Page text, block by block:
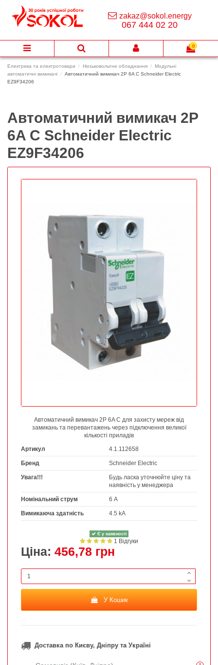
Електрика та електротовари Низьковольтне обладнання
Модульні
автоматичні вимикачі
Автоматичний вимикач 2P 6A C Schneider Electric
EZ9F34206
Автоматичний вимикач 2P
6A C Schneider Electric
EZ9F34206
Автоматичний вимикач 2P 6A C для захисту мереж від
замикань та перевантажень через підключення великої
кількості приладів
Артикул
4.1.112658
Бренд Schneider Electric
Увага!!!
Будь ласка уточнюйте ціну та
наявність у менеджера
Номінальний струм 6 А
Вимикаюча здатність 4.5 kA
Є у наявності
1 Відгуки
Ціна: 456,78 грн
У Кошик
Доставка по Києву, Дніпру та Україні
zakaz@sokol.energy
067 444 02 20
0